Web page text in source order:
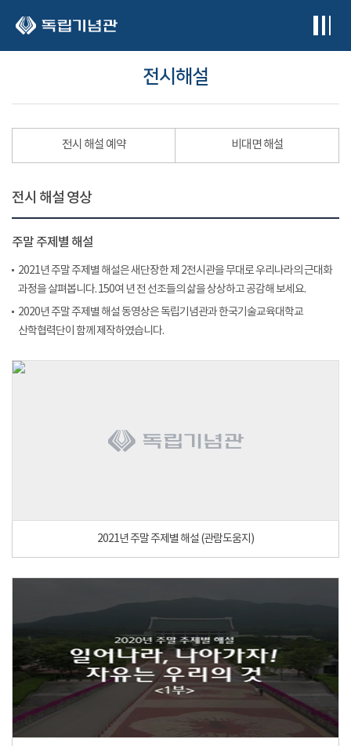
전시해설
전시 해설 예약 비대면 해설
전시 해설 영상
주말 주제별 해설
2021년 주말 주제별 해설은 새단장한 제 2전시관을 무대로 우리나라의 근대화
과정을 살펴봅니다. 150여 년 전 선조들의 삶을 상상하고 공감해 보세요.
2020년 주말 주제별 해설 동영상은 독립기념관과 한국기술교육대학교
산학협력단이 함께 제작하였습니다.
2021년 주말 주제별 해설 (관람도움지)